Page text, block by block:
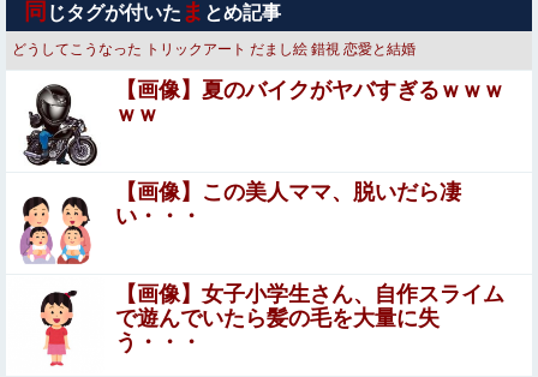
イケメン逮捕wwwwwwwwwwwwwww
【悲報】 夏のピーク、もう終わってたｗｗｗｗｗ
日本人「円安はアカン。円高にしろ」←これなんでなんや
【悲報】40代女性社員が臨時くんに衝撃の勘違い告白され
るｗｗｗｗ
弘中れおな × 本多まい 夫婦交換…温泉宿で起こった信
じられないエ●チな出来事。
【動画】大阪府警のおっさん射殺映像が公開される。当然
同 じタグが付いた ま とめ記事
どうしてこうなった トリックアート だまし絵 錯視 恋愛と結婚
【画像】夏のバイクがヤバすぎるｗｗｗ
ｗｗ
【画像】この美人ママ、脱いだら凄
い・・・
【画像】女子小学生さん、自作スライム
で遊んでいたら髪の毛を大量に失
う・・・